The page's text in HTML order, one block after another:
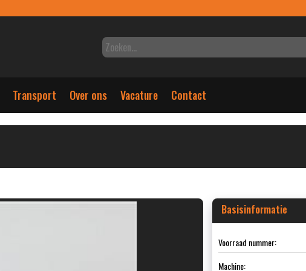
Transport Over ons Vacature Contact
Basisinformatie
Voorraad nummer:
Machine: